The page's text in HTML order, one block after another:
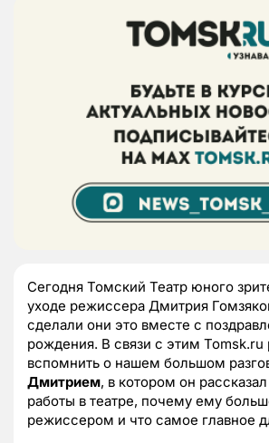
Сегодня Томский Театр юного
уходе режиссера Дмитрия
сделали они это вместе с
рождения. В связи с этим
вспомнить о нашем большом
Дмитрием, в котором он
работы в театре, почему ему
режиссером и что самое главное